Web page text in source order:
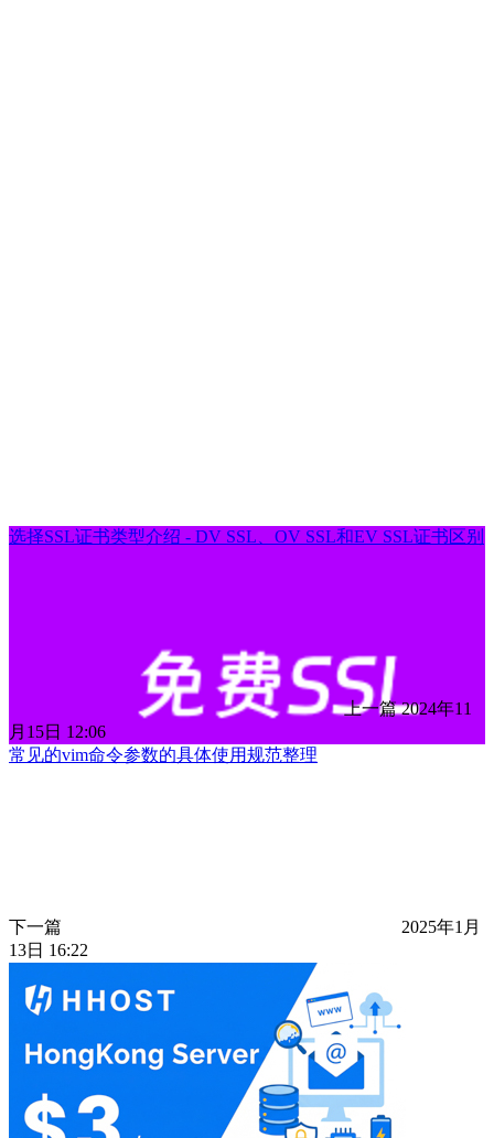
选择SSL证书类型介绍 - DV SSL、OV SSL和EV SSL证书区别
上一篇 2024年11
月15日 12:06
常见的vim命令参数的具体使用规范整理
下一篇
2025年1月
13日 16:22